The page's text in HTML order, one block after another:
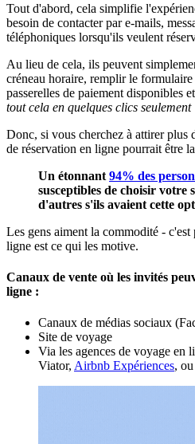
Tout d'abord, cela simplifie
besoin de contacter par e-mails,
téléphoniques lorsqu'ils veulent
Au lieu de cela, ils peuvent
créneau horaire, remplir le
passerelles de paiement disponibles
tout cela en quelques clics seulement
Donc, si vous cherchez à attirer
de réservation en ligne pourrait être
Un étonnant 94% des
susceptibles de choisir votre
d'autres s'ils avaient cette
Les gens aiment la commodité -
ligne est ce qui les motive.
Canaux de vente où les invités
ligne :
Canaux de médias sociaux
Site de voyage
Via les agences de voyage en
Viator, Airbnb Expériences, ou